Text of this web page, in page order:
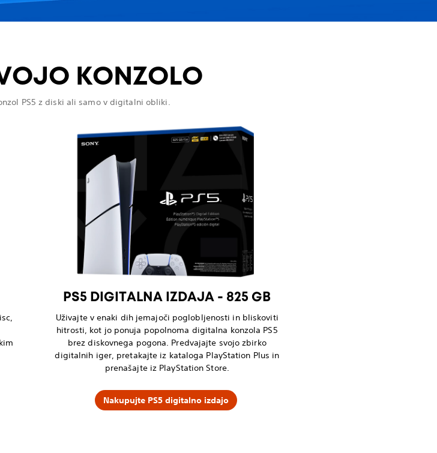
KONZOLO
PS5 z diski ali samo v digitalni obliki.
PS5 DIGITALNA IZDAJA - 825 GB
Uživajte v enaki dih jemajoči poglobljenosti in bliskoviti
hitrosti, kot jo ponuja popolnoma digitalna konzola PS5
brez diskovnega pogona. Predvajajte svojo zbirko
digitalnih iger, pretakajte iz kataloga PlayStation Plus in
prenašajte iz PlayStation Store.
Nakupujte PS5 digitalno izdajo